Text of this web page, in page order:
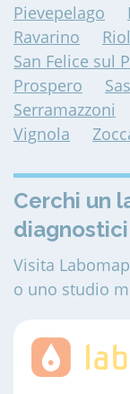
Pievepelago
Ravarino
San Felice sul
Prospero
Serramazzoni
Vignola
Cerchi un
Visita
o uno studio